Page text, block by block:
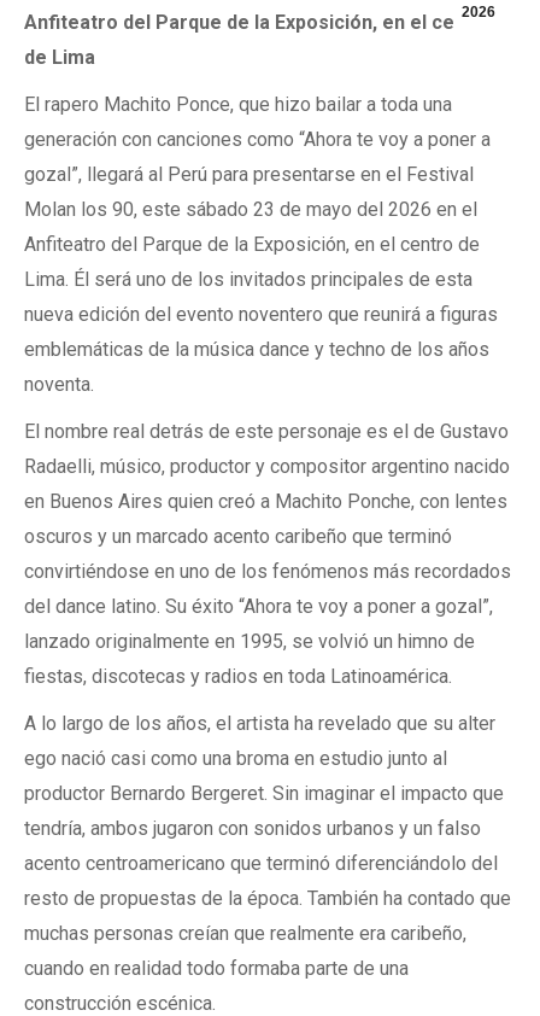
2026
Anfiteatro del Parque de la Exposición, en el centro
de Lima
El rapero Machito Ponce, que hizo bailar a toda una
generación con canciones como “Ahora te voy a poner a
gozal”, llegará al Perú para presentarse en el Festival
Molan los 90, este sábado 23 de mayo del 2026 en el
Anfiteatro del Parque de la Exposición, en el centro de
Lima. Él será uno de los invitados principales de esta
nueva edición del evento noventero que reunirá a figuras
emblemáticas de la música dance y techno de los años
noventa.
El nombre real detrás de este personaje es el de Gustavo
Radaelli, músico, productor y compositor argentino nacido
en Buenos Aires quien creó a Machito Ponche, con lentes
oscuros y un marcado acento caribeño que terminó
convirtiéndose en uno de los fenómenos más recordados
del dance latino. Su éxito “Ahora te voy a poner a gozal”,
lanzado originalmente en 1995, se volvió un himno de
fiestas, discotecas y radios en toda Latinoamérica.
A lo largo de los años, el artista ha revelado que su alter
ego nació casi como una broma en estudio junto al
productor Bernardo Bergeret. Sin imaginar el impacto que
tendría, ambos jugaron con sonidos urbanos y un falso
acento centroamericano que terminó diferenciándolo del
resto de propuestas de la época. También ha contado que
muchas personas creían que realmente era caribeño,
cuando en realidad todo formaba parte de una
construcción escénica.